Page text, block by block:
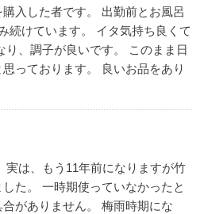
入した者です。
出勤前とお風呂
続けています。
イタ気持ち良くて
り、調子が良いです。
このまま日
っております。
良いお品をあり
実は、もう11年前になりますが竹
た。
一時期使っていなかったと
がありません。
梅雨時期にな